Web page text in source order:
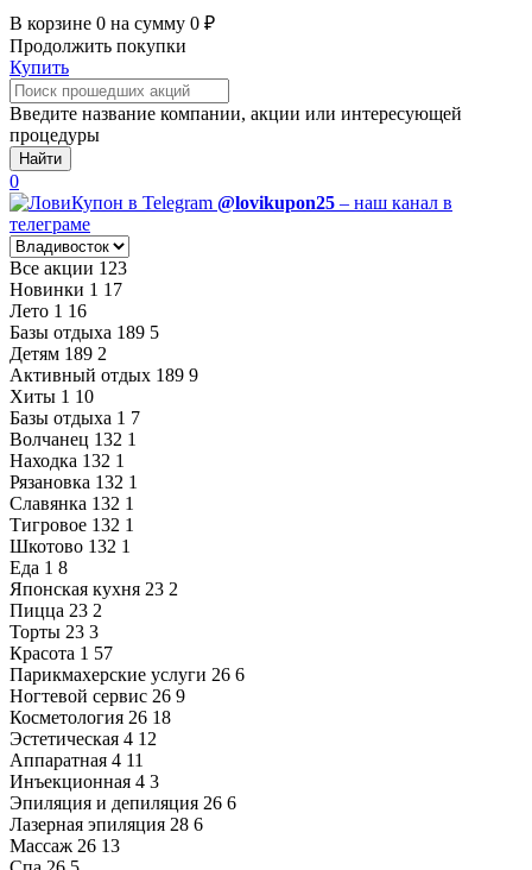
В корзине 0 на сумму 0 ₽
Продолжить покупки
Купить
Введите название компании, акции или интересующей
процедуры
Найти
0
@lovikupon25 – наш канал в
телеграме
Все акции 123
Новинки 1 17
Лето 1 16
Базы отдыха 189 5
Детям 189 2
Активный отдых 189 9
Хиты 1 10
Базы отдыха 1 7
Волчанец 132 1
Находка 132 1
Рязановка 132 1
Славянка 132 1
Тигровое 132 1
Шкотово 132 1
Еда 1 8
Японская кухня 23 2
Пицца 23 2
Торты 23 3
Красота 1 57
Парикмахерские услуги 26 6
Ногтевой сервис 26 9
Косметология 26 18
Эстетическая 4 12
Аппаратная 4 11
Инъекционная 4 3
Эпиляция и депиляция 26 6
Лазерная эпиляция 28 6
Массаж 26 13